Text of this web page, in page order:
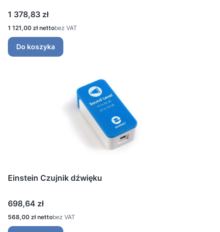
Cena
1 378,83 zł
Cena
1 121,00 zł bez VAT
Do koszyka
Einstein Czujnik dźwięku
Cena
698,64 zł
Cena
568,00 zł bez VAT